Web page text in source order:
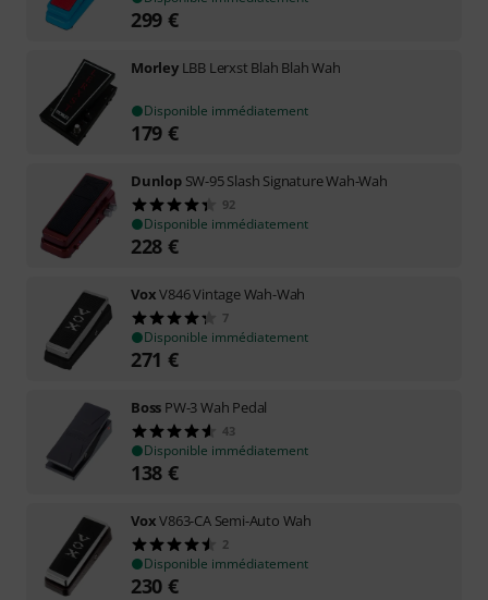
299 €
Morley LBB Lerxst Blah Blah Wah
Disponible immédiatement
179 €
Dunlop SW-95 Slash Signature Wah-Wah
92
Disponible immédiatement
228 €
VoxV846 Vintage Wah-Wah
7
Disponible immédiatement
271 €
Boss PW-3 Wah Pedal
43
Disponible immédiatement
138 €
VoxV863-CA Semi-Auto Wah
2
Disponible immédiatement
230 €